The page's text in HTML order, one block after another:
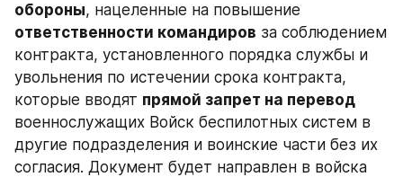
обороны
ответственности командиров за соблюдением
контракта, установленного порядка службы и
увольнения по истечении срока контракта,
которые вводят прямой запрет на перевод
военнослужащих Войск беспилотных систем в
другие подразделения и воинские части без их
согласия. Документ будет направлен в войска